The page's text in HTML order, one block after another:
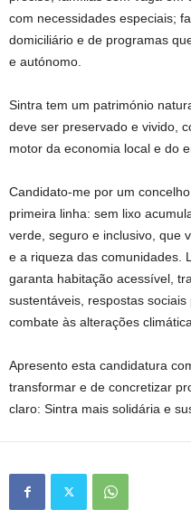
com necessidades especiais;
domiciliário e de programas
e autónomo.
Sintra tem um património
deve ser preservado e vivido,
motor da economia local e do
Candidato-me por um
primeira linha: sem lixo
verde, seguro e inclusivo, que
e a riqueza das comunidades.
garanta habitação acessível,
sustentáveis, respostas
combate às alterações
Apresento esta candidatura
transformar e de concretizar
claro: Sintra mais solidária e